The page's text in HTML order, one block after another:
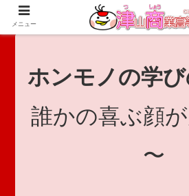
since 1921｜地域と共に未来へつなげ！｜
ホンモノの学
誰かの喜ぶ顔
〜
メニュー